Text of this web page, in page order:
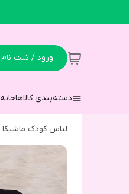
ورود / ثبت نام
دسته‌بندی کالاهاخانه
لباس کودک ماشیکا